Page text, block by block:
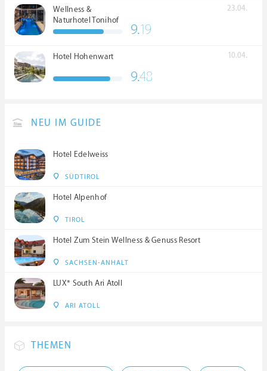
Wellness &
Naturhotel Tonihof
****S
23.04.
9.19
Hotel Hohenwart 10.04.
9.48
NEU IM GUIDE
Hotel Edelweiss
SÜDTIROL
Hotel Alpenhof
TIROL
Hotel Zum Stein Wellness & Genuss Resort
SACHSEN-ANHALT
LUX* South Ari Atoll
ARI ATOLL
THEMEN